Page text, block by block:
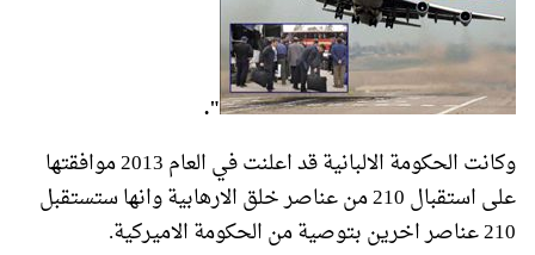
".
وكانت الحكومة الالبانية قد اعلنت في العام 2013 موافقتها
على استقبال 210 من عناصر خلق الارهابية وانها ستستقبل
210 عناصر اخرين بتوصية من الحكومة الاميركية.